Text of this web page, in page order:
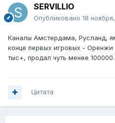
SERVILLIO
Опубликовано 18
Каналы Амстердама, Русланд,
конце первых игровых -
тыс+, продал чуть менее 100000.
Цитата